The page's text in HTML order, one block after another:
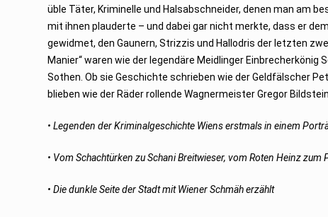
üble Täter, Kriminelle und Halsabschneider, denen man am
mit ihnen plauderte – und dabei gar nicht merkte, dass er
gewidmet, den Gaunern, Strizzis und Hallodris der letzten
Manier“ waren wie der legendäre Meidlinger
Sothen. Ob sie Geschichte schrieben wie der Geldfälscher
blieben wie der Räder rollende Wagnermeister Gregor Bildstein.
• Legenden der Kriminalgeschichte Wiens erstmals in einem
• Vom Schachtürken zu Schani Breitwieser, vom Roten Heinz zum
• Die dunkle Seite der Stadt mit Wiener Schmäh erzählt